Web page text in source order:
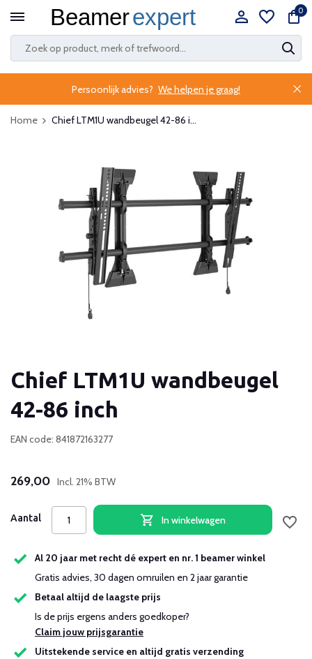
0
Persoonlijk advies? We helpen je graag!
Home Chief LTM1U wandbeugel 42-86 i...
Chief LTM1U wandbeugel
42-86 inch
EAN code: 841872163277
269,00 Incl. 21% BTW
Aantal In winkelwagen
Al 20 jaar met recht dé expert en nr. 1 beamer winkel
Gratis advies, 30 dagen omruilen en 2 jaar garantie
Betaal altijd de laagste prijs
Is de prijs ergens anders goedkoper?
Claim jouw prijsgarantie
Uitstekende service en altijd gratis verzending